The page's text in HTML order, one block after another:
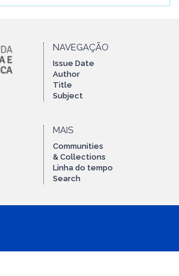
NAVEGAÇÃO
Issue Date
Author
Title
Subject
MAIS
Communities
& Collections
Linha do tempo
Search